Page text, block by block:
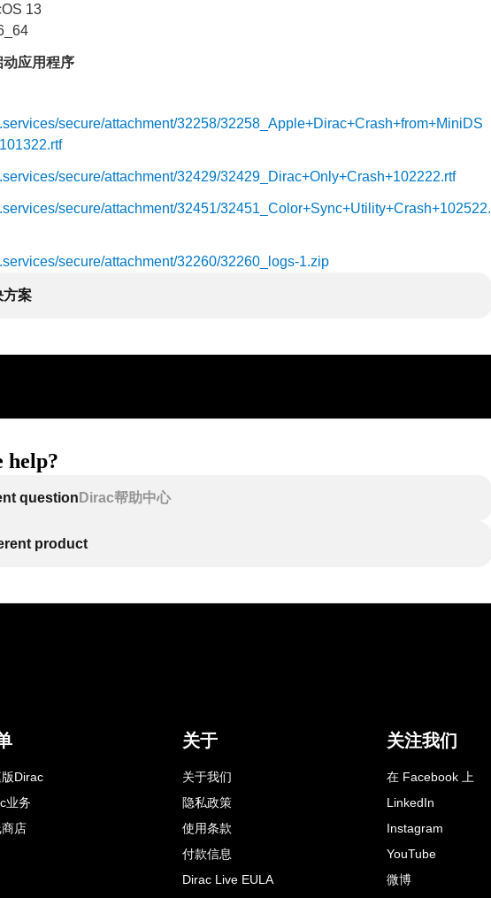
13
应用程序
secure/attachment/32258/32258_Apple+Dirac+Crash+from+MiniDS
secure/attachment/32429/32429_Dirac+Only+Crash+102222.rtf
secure/attachment/32451/32451_Color+Sync+Utility+Crash+102522.
secure/attachment/32260/32260_logs-1.zip
方案
help?
question Dirac帮助中心
product
Dirac
业务
店
关于
关于我们
隐私政策
使用条款
付款信息
Dirac Live EULA
关注我们
在 Facebook 上
LinkedIn
Instagram
YouTube
微博